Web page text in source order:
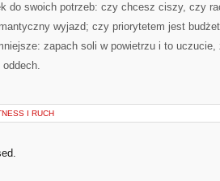
do swoich potrzeb: czy chcesz ciszy, czy
wyjazd; czy priorytetem jest
zapach soli w powietrzu i to
I RUCH